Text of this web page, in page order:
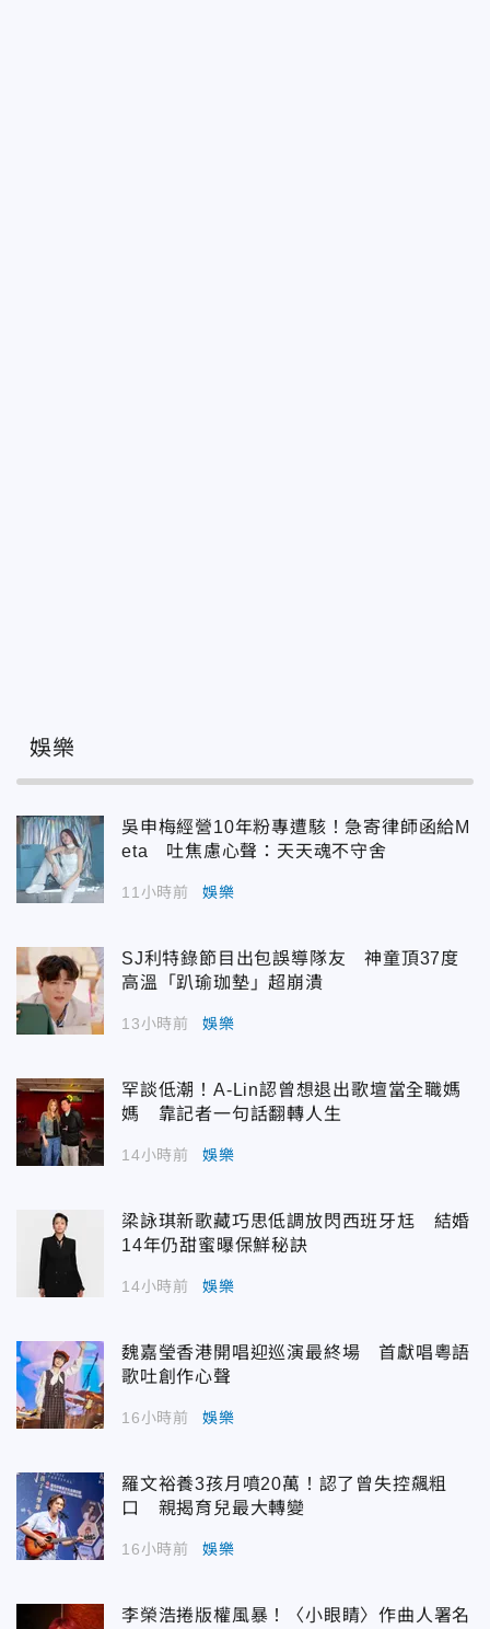
娛樂
吳申梅經營10年粉專遭駭！急寄律師函給M
eta 吐焦慮心聲：天天魂不守舍
11小時前 娛樂
SJ利特錄節目出包誤導隊友 神童頂37度
高溫「趴瑜珈墊」超崩潰
13小時前 娛樂
罕談低潮！A-Lin認曾想退出歌壇當全職媽
媽 靠記者一句話翻轉人生
14小時前 娛樂
梁詠琪新歌藏巧思低調放閃西班牙尪 結婚
14年仍甜蜜曝保鮮秘訣
14小時前 娛樂
魏嘉瑩香港開唱迎巡演最終場 首獻唱粵語
歌吐創作心聲
16小時前 娛樂
羅文裕養3孩月噴20萬！認了曾失控飆粗
口 親揭育兒最大轉變
16小時前 娛樂
李榮浩捲版權風暴！〈小眼睛〉作曲人署名